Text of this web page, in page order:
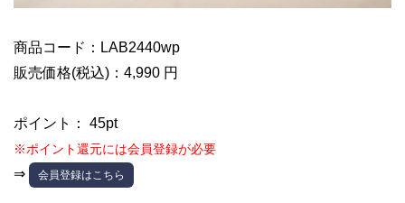
商品コード：LAB2440wp
販売価格(税込)：4,990 円
ポイント： 45pt
※ポイント還元には会員登録が必要
⇒ 会員登録はこちら